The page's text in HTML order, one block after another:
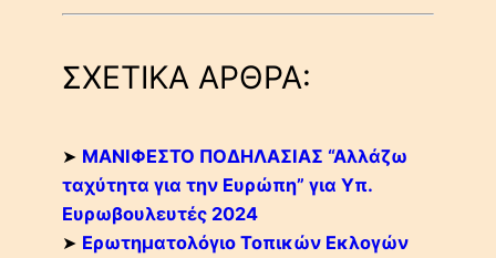
ΣΧΕΤΙΚΑ ΑΡΘΡΑ:
➤ ΜΑΝΙΦΕΣΤΟ ΠΟΔΗΛΑΣΙΑΣ “Αλλάζω
ταχύτητα για την Ευρώπη” για Υπ.
Ευρωβουλευτές 2024
➤ Ερωτηματολόγιο Τοπικών Εκλογών